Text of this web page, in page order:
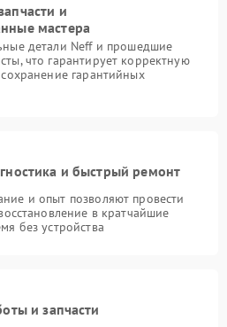
и
мастера
детали Neff и прошедшие
что гарантирует корректную
гарантийных
и быстрый ремонт
и опыт позволяют провести
в кратчайшие
без устройства
и запчасти